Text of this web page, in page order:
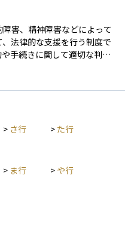
ぐために非常に有効です。
、贈与契約など、法的な取
利用されます。初心者にと
の重要性を理解するうえ
害、精神障害などによって
法律的な支援を行う制度で
手続きに関して適切な判断
類型に分かれており、本人の
す。成年後見制度は、高齢
います。
> さ行 > た行
> ま行 > や行